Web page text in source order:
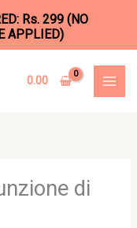
0.00
di
Rs. 299 (NO
APPLIED)